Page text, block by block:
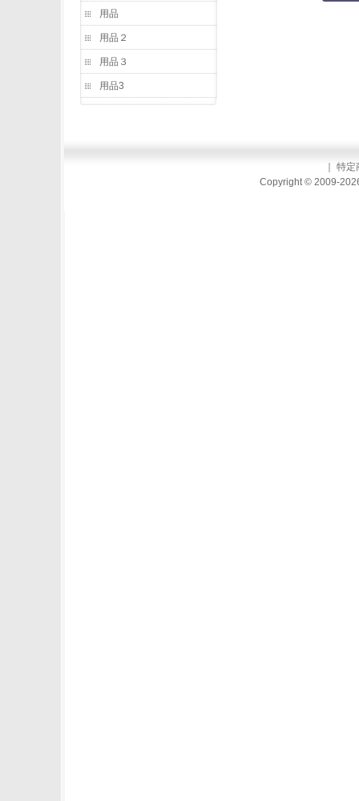
用品
用品２
用品３
用品3
特定
Copyright © 2009-